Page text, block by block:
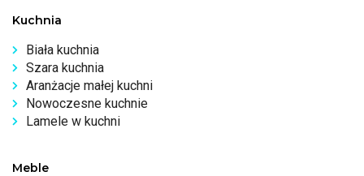
Kuchnia
Biała kuchnia
Szara kuchnia
Aranżacje małej kuchni
Nowoczesne kuchnie
Lamele w kuchni
Meble